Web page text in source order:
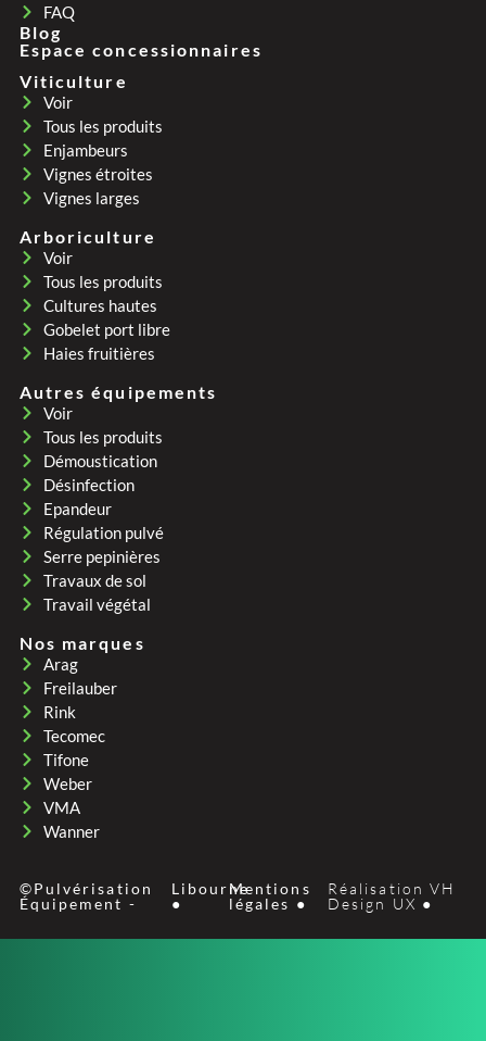
FAQ
Blog
Espace concessionnaires
Viticulture
Voir
Tous les produits
Enjambeurs
Vignes étroites
Vignes larges
Arboriculture
Voir
Tous les produits
Cultures hautes
Gobelet port libre
Haies fruitières
Autres équipements
Voir
Tous les produits
Démoustication
Désinfection
Epandeur
Régulation pulvé
Serre pepinières
Travaux de sol
Travail végétal
Nos marques
Arag
Freilauber
Rink
Tecomec
Tifone
Weber
VMA
Wanner
©Pulvérisation
Équipement -
Libourne
●
Mentions
légales ●
Réalisation VH
Design UX ●